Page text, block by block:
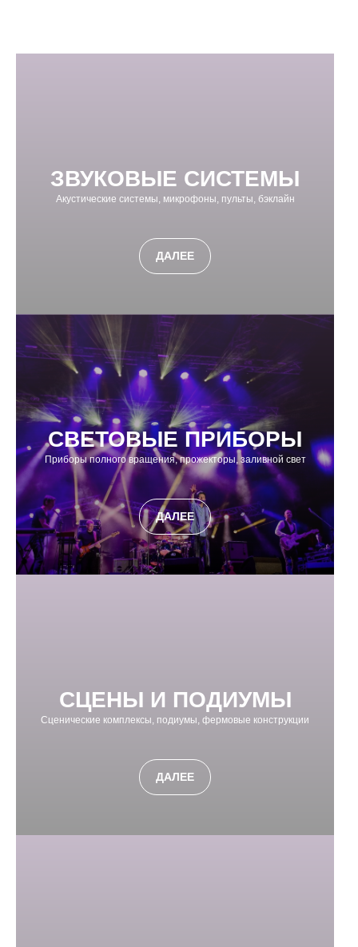
ЗВУКОВЫЕ СИСТЕМЫ
Акустические системы, микрофоны, пульты, бэклайн
ДАЛЕЕ
СВЕТОВЫЕ ПРИБОРЫ
Приборы полного вращения, прожекторы, заливной свет
ДАЛЕЕ
СЦЕНЫ И ПОДИУМЫ
Сценические комплексы, подиумы, фермовые конструкции
ДАЛЕЕ